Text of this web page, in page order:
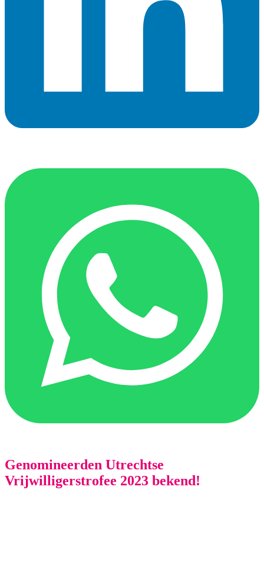
Genomineerden Utrechtse
Vrijwilligerstrofee 2023 bekend!